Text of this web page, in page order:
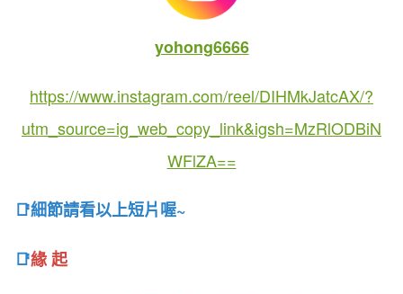
yohong6666
https://www.instagram.com/reel/DIHMkJatcAX/?
utm_source=ig_web_copy_link&igsh=MzRlODBiN
WFlZA==
📑細節請看以上短片喔~
📑緣 起